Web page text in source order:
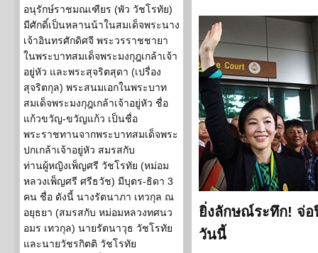
อนุรักษ์ราชมณเฑียร (พัว วัชโรทัย)
มีศักดิ์เป็นหลานน้าในสมเด็จพระนาง
เจ้าอินทรศักดิศจี พระวรราชชายา
ในพระบาทสมเด็จพระมงกุฎเกล้าเจ้า
อยู่หัว และพระสุจริตสุดา (เปรื่อง
สุจริตกุล) พระสนมเอกในพระบาท
สมเด็จพระมงกุฎเกล้าเจ้าอยู่หัว ชื่อ
แก้วขวัญ-ขวัญแก้ว เป็นชื่อ
พระราชทานจากพระบาทสมเด็จพระ
ปกเกล้าเจ้าอยู่หัว สมรสกับ
ท่านผู้หญิงเพ็ญศรี วัชโรทัย (หม่อม
หลวงเพ็ญศรี ศรีธวัช) มีบุตร-ธิดา 3
คน ชื่อ ดังนี้ นางรัตนาภา เทวกุล ณ
อยุธยา (สมรสกับ หม่อมหลวงทศนว
อมร เทวกุล) นายรัตนาวุธ วัชโรทัย
และนายวัชรกิตติ วัชโรทัย
ยิ่งลักษณ์ระทึก! จ่อ
วันนี้